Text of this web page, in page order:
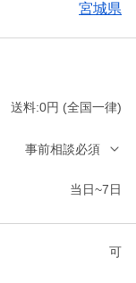
宮城県
送料:0円 (全国一律)
事前相談必須
当日~7日
可